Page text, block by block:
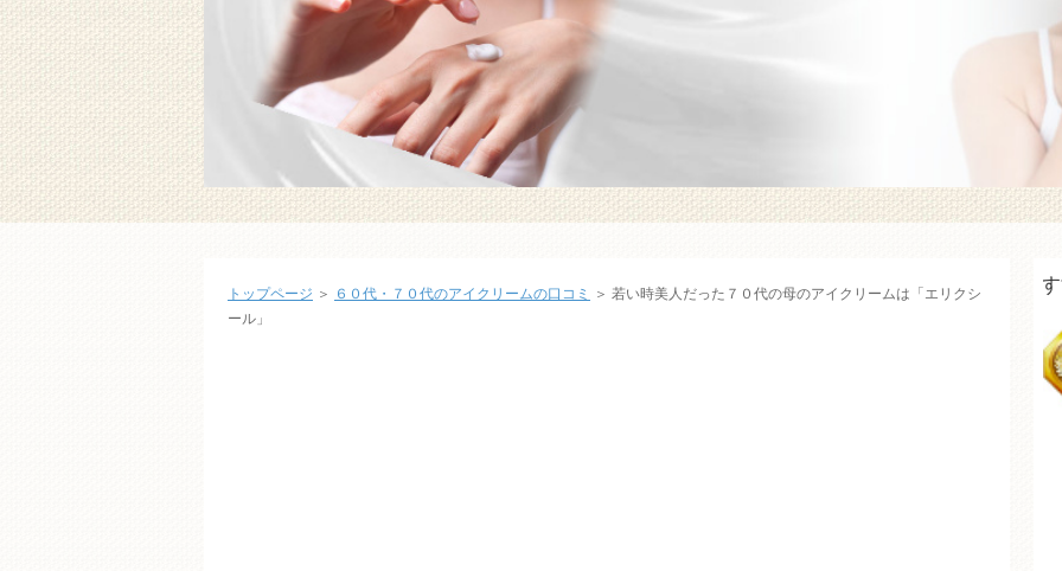
トップページ ＞ ６０代・７０代のアイクリームの口コミ
＞ 若い時美人だった７０代の母のアイクリームは「エリクシ
ール」
人気のおすすめクリー